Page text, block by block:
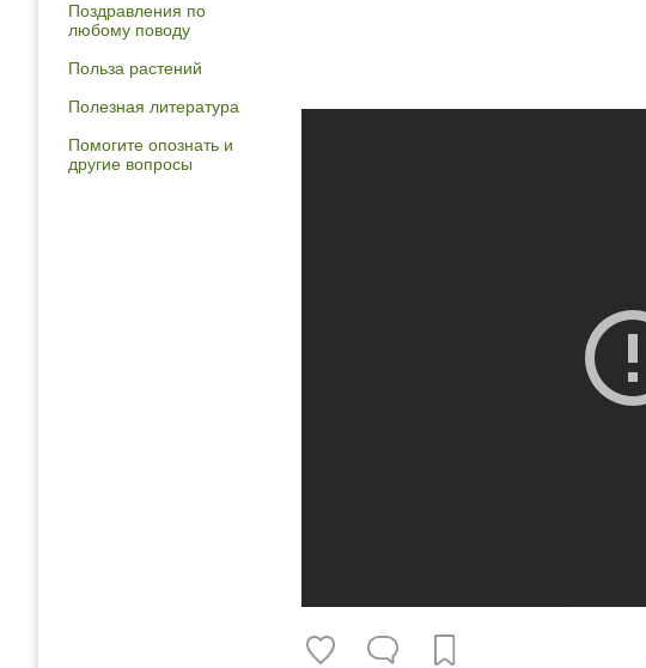
Поздравления по
любому поводу
Польза растений
Полезная литература
Помогите опознать и
другие вопросы